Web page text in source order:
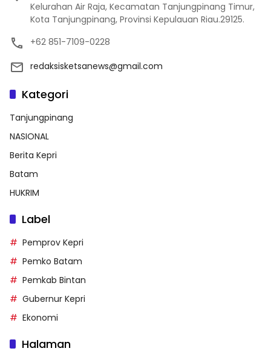
Kelurahan Air Raja, Kecamatan Tanjungpinang Timur,
Kota Tanjungpinang, Provinsi Kepulauan Riau.29125.
+62 851-7109-0228
redaksisketsanews@gmail.com
Kategori
Tanjungpinang
NASIONAL
Berita Kepri
Batam
HUKRIM
Label
Pemprov Kepri
Pemko Batam
Pemkab Bintan
Gubernur Kepri
Ekonomi
Halaman